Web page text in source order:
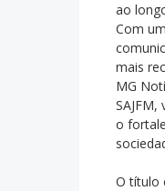
ao
Com
mais
MG
o
O título